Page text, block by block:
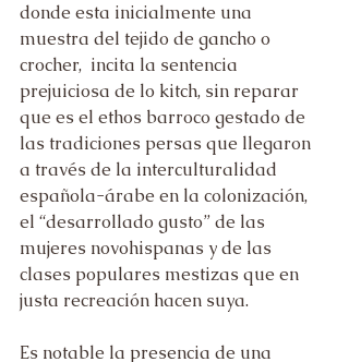
donde esta inicialmente una
muestra del tejido de gancho o
crocher,  incita la sentencia
prejuiciosa de lo kitch, sin reparar
que es el ethos barroco gestado de
las tradiciones persas que llegaron
a través de la interculturalidad
española-árabe en la colonización,
el “desarrollado gusto” de las
mujeres novohispanas y de las
clases populares mestizas que en
justa recreación hacen suya.
Es notable la presencia de una